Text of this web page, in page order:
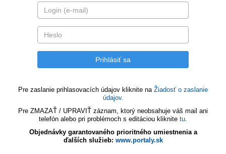
Pre zaslanie prihlasovacích údajov kliknite na Žiadosť o zaslanie
údajov.
Pre ZMAZAŤ / UPRAVIŤ záznam, ktorý neobsahuje váš mail ani
telefón alebo pri problémoch s editáciou kliknite tu.
Objednávky garantovaného prioritného umiestnenia a
ďalších služieb: www.portaly.sk